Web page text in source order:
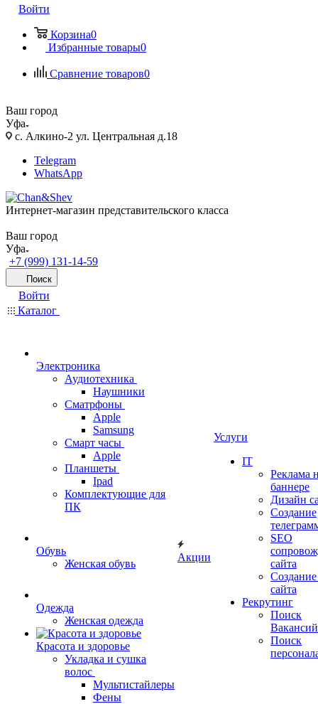
Войти
Корзина0
Избранные товары0
Сравнение товаров0
Ваш город
Уфа
с. Алкино-2 ул. Центральная д.18
Telegram
WhatsApp
Интернет-магазин представительского класса
Ваш город
Уфа
+7 (999) 131-14-59
Поиск
Войти
Каталог
Электроника
Аудиотехника
Наушники
Сматрфоны
Apple
Samsung
Смарт часы
Apple
Планшеты
Ipad
Комплектующие для
ПК
Обувь
Женская обувь
Одежда
Женская одежда
Красота и здоровье
Укладка и сушка
волос
Мультистайлеры
Фены
Акции
Услуги
IT
Реклама
баннере
Дизайн
Создание
SEO
сайта
сайта
Рекрутинг
Поиск
Вакансий
Поиск